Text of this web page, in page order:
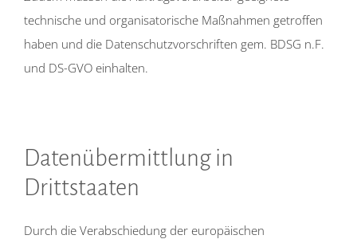
technische und organisatorische Maßnahmen getroffen
haben und die Datenschutzvorschriften gem. BDSG n.F.
und DS-GVO einhalten.
Datenübermittlung in
Drittstaaten
Durch die Verabschiedung der europäischen